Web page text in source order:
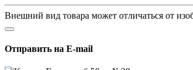
Внешний вид товара может отличаться от
Отправить на E-mail